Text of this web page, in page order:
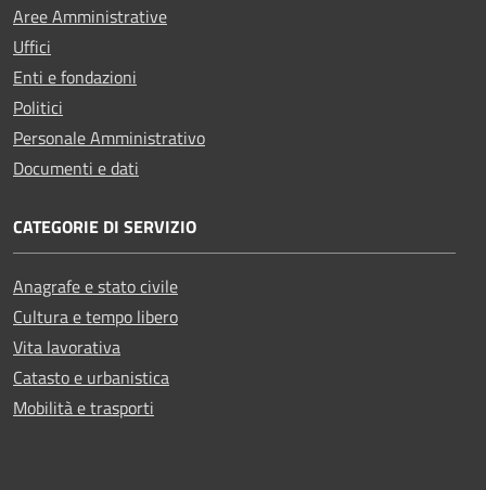
Aree Amministrative
Uffici
Enti e fondazioni
Politici
Personale Amministrativo
Documenti e dati
CATEGORIE DI SERVIZIO
Anagrafe e stato civile
Cultura e tempo libero
Vita lavorativa
Catasto e urbanistica
Mobilità e trasporti